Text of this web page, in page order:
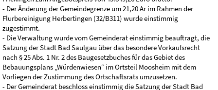
- Der Änderung der Gemeindegrenze um 21,20 Ar im Rahmen der
Flurbereinigung Herbertingen (32/B311) wurde einstimmig
zugestimmt.
- Die Verwaltung wurde vom Gemeinderat einstimmig beauftragt, die
Satzung der Stadt Bad Saulgau über das besondere Vorkaufsrecht
nach § 25 Abs. 1 Nr. 2 des Baugesetzbuches für das Gebiet des
Bebauungsplans „Würdenwiesen“ im Ortsteil Moosheim mit dem
Vorliegen der Zustimmung des Ortschaftsrats umzusetzen.
- Der Gemeinderat beschloss einstimmig die Satzung der Stadt Bad